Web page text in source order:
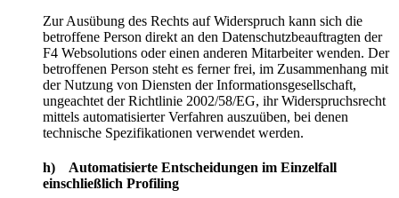
Zur Ausübung des Rechts auf Widerspruch kann sich die
betroffene Person direkt an den Datenschutzbeauftragten der
F4 Websolutions oder einen anderen Mitarbeiter wenden. Der
betroffenen Person steht es ferner frei, im Zusammenhang mit
der Nutzung von Diensten der Informationsgesellschaft,
ungeachtet der Richtlinie 2002/58/EG, ihr Widerspruchsrecht
mittels automatisierter Verfahren auszuüben, bei denen
technische Spezifikationen verwendet werden.
h) Automatisierte Entscheidungen im Einzelfall
einschließlich Profiling